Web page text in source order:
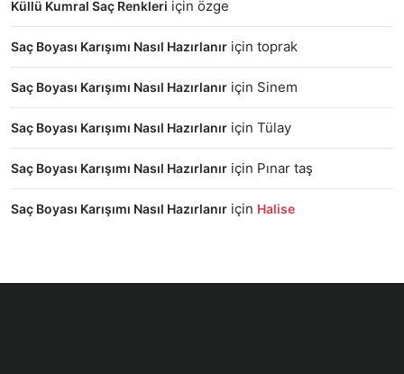
Küllü Kumral Saç Renkleri için özge
Saç Boyası Karışımı Nasıl Hazırlanır için toprak
Saç Boyası Karışımı Nasıl Hazırlanır için Sinem
Saç Boyası Karışımı Nasıl Hazırlanır için Tülay
Saç Boyası Karışımı Nasıl Hazırlanır için Pınar taş
Saç Boyası Karışımı Nasıl Hazırlanır için Halise